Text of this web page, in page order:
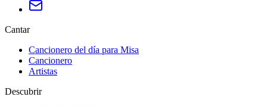
Cantar
Cancionero del día para Misa
Cancionero
Artistas
Descubrir